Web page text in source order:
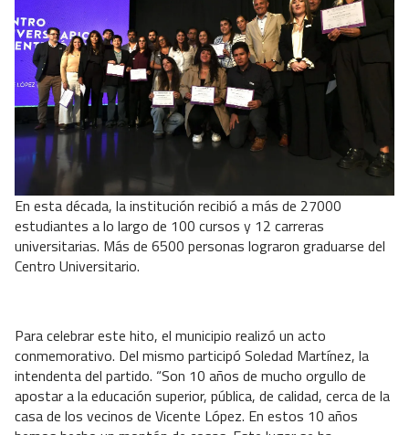
En esta década, la institución recibió a más de 27000
estudiantes a lo largo de 100 cursos y 12 carreras
universitarias. Más de 6500 personas lograron graduarse del
Centro Universitario.
Para celebrar este hito, el municipio realizó un acto
conmemorativo. Del mismo participó Soledad Martínez, la
intendenta del partido. “Son 10 años de mucho orgullo de
apostar a la educación superior, pública, de calidad, cerca de la
casa de los vecinos de Vicente López. En estos 10 años